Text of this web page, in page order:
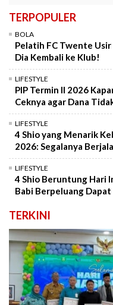
TERPOPULER
BOLA
Pelatih FC Twente Usir
Dia Kembali ke Klub!
LIFESTYLE
PIP Termin II 2026
Ceknya agar Dana
LIFESTYLE
4 Shio yang Menarik
2026: Segalanya
LIFESTYLE
4 Shio Beruntung Hari
Babi Berpeluang Dapat
TERKINI